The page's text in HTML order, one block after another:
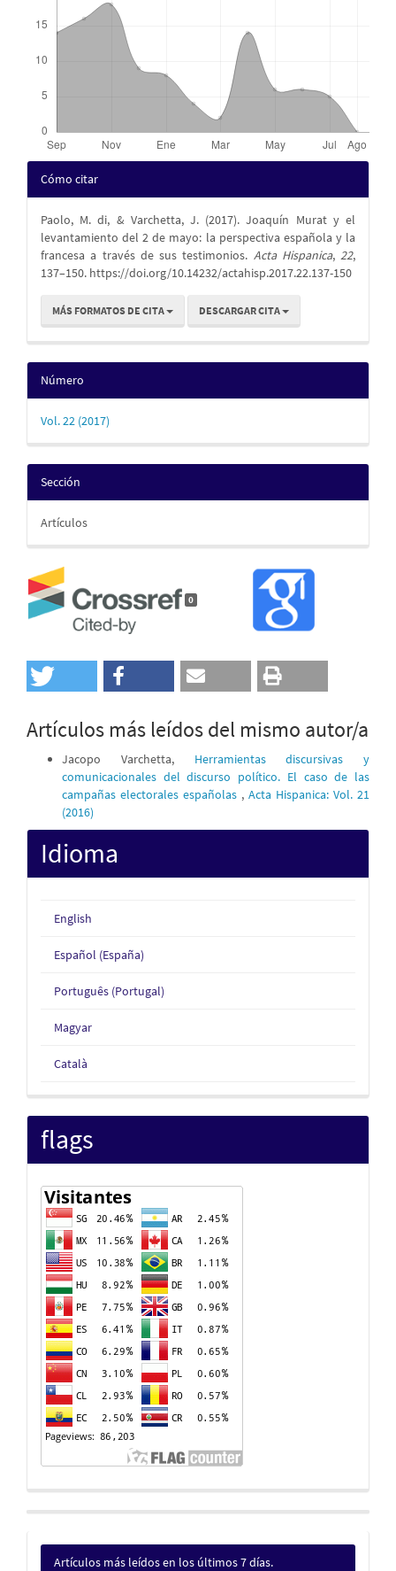
Detalles
del
artículo
Cómo citar
Paolo, M. di, & Varchetta, J. (2017). Joaquín Murat y el
levantamiento del 2 de mayo: la perspectiva española y la
francesa a través de sus testimonios. Acta Hispanica, 22,
137–150. https://doi.org/10.14232/actahisp.2017.22.137-150
MÁS FORMATOS DE CITA DESCARGAR CITA
Número
Vol. 22 (2017)
Sección
Artículos
0
Artículos más leídos del mismo autor/a
Jacopo Varchetta, Herramientas discursivas y
comunicacionales del discurso político. El caso de las
campañas electorales españolas , Acta Hispanica: Vol. 21
(2016)
Idioma
English
Español (España)
Português (Portugal)
Magyar
Català
flags
Artículos más leídos en los últimos 7 días.